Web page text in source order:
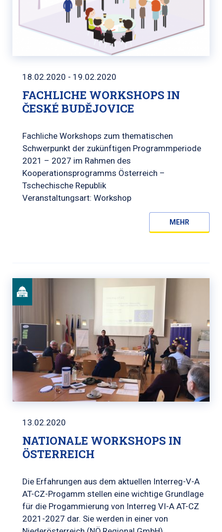
18.02.2020 - 19.02.2020
FACHLICHE WORKSHOPS IN
ČESKÉ BUDĚJOVICE
Fachliche Workshops zum thematischen
Schwerpunkt der zukünftigen Programmperiode
2021 – 2027 im Rahmen des
Kooperationsprogramms Österreich –
Tschechische Republik
Veranstaltungsart: Workshop
MEHR
13.02.2020
NATIONALE WORKSHOPS IN
ÖSTERREICH
Die Erfahrungen aus dem aktuellen Interreg-V-A
AT-CZ-Progamm stellen eine wichtige Grundlage
für die Progammierung von Interreg VI-A AT-CZ
2021-2027 dar. Sie werden in einer von